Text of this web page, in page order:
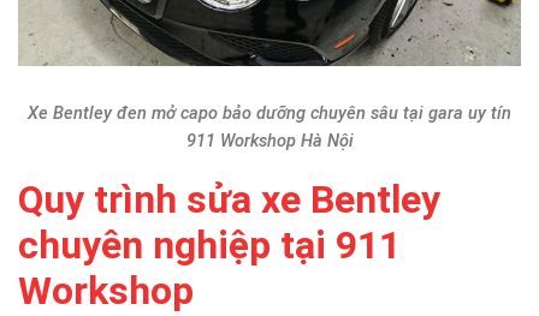
Xe Bentley đen mở capo bảo dưỡng chuyên sâu tại gara uy tín
911 Workshop Hà Nội
Quy trình sửa xe Bentley
chuyên nghiệp tại 911
Workshop